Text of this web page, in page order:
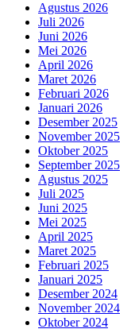
Agustus 2026
Juli 2026
Juni 2026
Mei 2026
April 2026
Maret 2026
Februari 2026
Januari 2026
Desember 2025
November 2025
Oktober 2025
September 2025
Agustus 2025
Juli 2025
Juni 2025
Mei 2025
April 2025
Maret 2025
Februari 2025
Januari 2025
Desember 2024
November 2024
Oktober 2024